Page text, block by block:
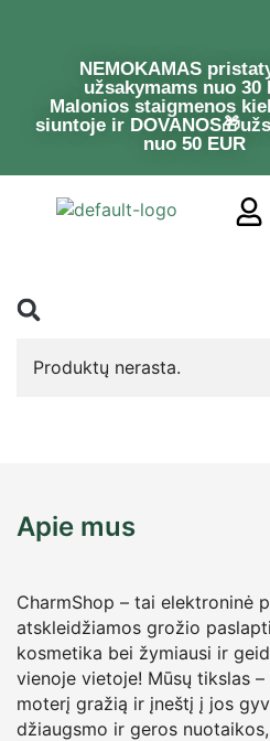
NEMOKAMAS
užsakymams nuo 30
Malonios staigmenos
siuntoje ir
nuo 50 EUR
Produktų nerasta.
Apie mus
CharmShop – tai elektroninė
atskleidžiamos grožio
kosmetika bei žymiausi ir
vienoje vietoje! Mūsų tikslas
moterį gražią ir įneštį į jos
džiaugsmo ir geros